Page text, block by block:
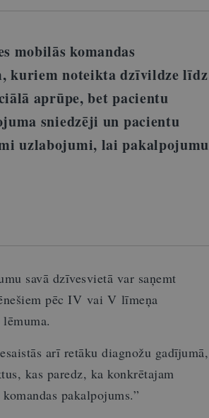
mobilās komandas
kuriem noteikta dzīvildze līdz
aprūpe, bet pacientu
sniedzēji un pacientu
uzlabojumi, lai pakalpojumu
savā dzīvesvietā var saņemt
pēc IV vai V līmeņa
arī retāku diagnožu gadījumā,
kas paredz, ka konkrētajam
pakalpojums.”